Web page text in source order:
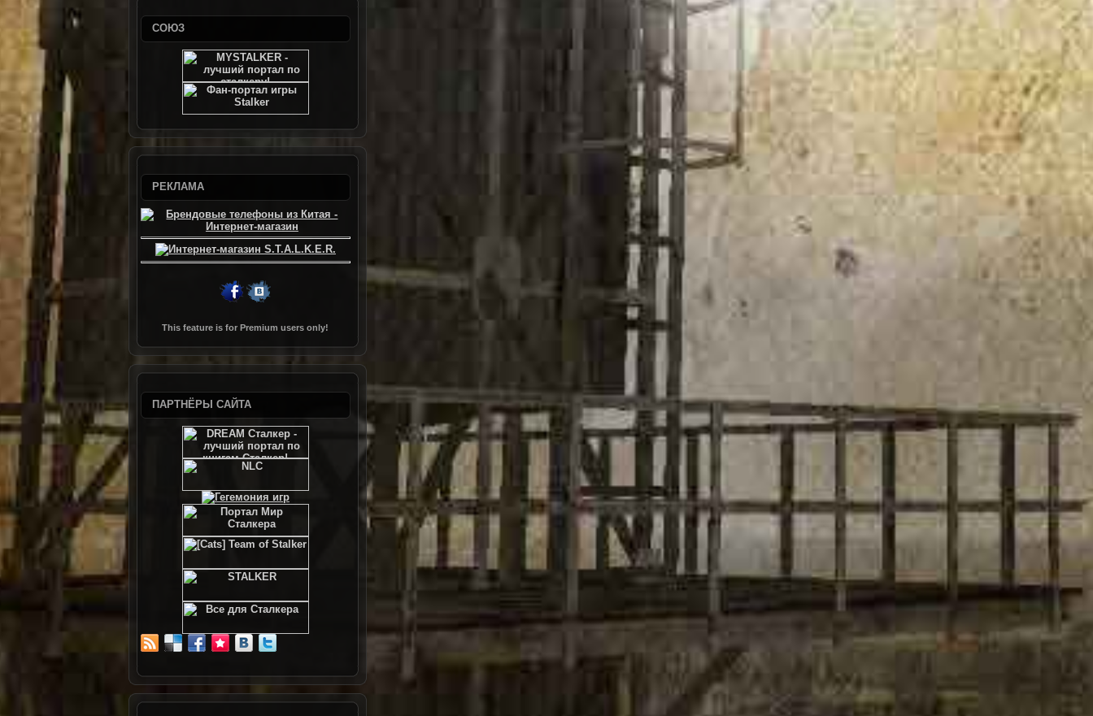
СОЮЗ
РЕКЛАМА
This feature is for Premium users only!
ПАРТНЁРЫ САЙТА